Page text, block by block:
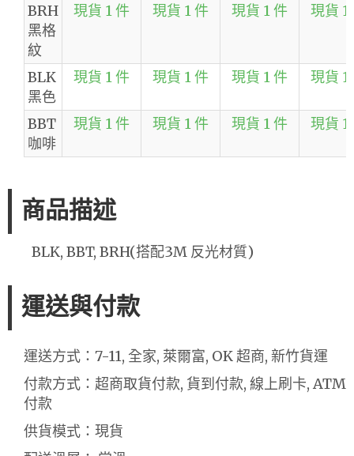
BRH
黑格
紋
現貨 1 件 現貨 1 件 現貨 1 件 現貨 1
BLK
黑色
現貨 1 件 現貨 1 件 現貨 1 件 現貨 1
BBT
咖啡
現貨 1 件 現貨 1 件 現貨 1 件 現貨 1
商品描述
BLK, BBT, BRH(搭配3M 反光材質)
運送與付款
運送方式：7-11, 全家, 萊爾富, OK 超商, 新竹貨運
付款方式：超商取貨付款, 貨到付款, 線上刷卡, ATM
付款
供貨模式：現貨